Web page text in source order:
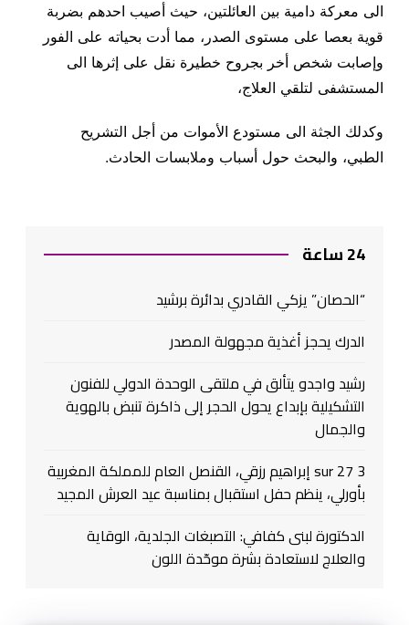
الى معركة دامية بين العائلتين، حيث أصيب احدهم بضربة
قوية بعصا على مستوى الصدر، مما أدت بحياته على الفور
وإصابت شخص أخر بجروح خطيرة نقل على إثرها الى
المستشفى لتلقي العلاج،
وكدلك الجثة الى مستودع الأموات من أجل التشريح
الطبي، والبحث حول أسباب وملابسات الحادث.
24 ساعة
“الحصان” يزكي القادري بدائرة برشيد
الدرك يحجز أغذية مجهولة المصدر
رشيد واجدو يتألق في ملتقى الوحدة الدولي للفنون
التشكيلية بإبداع يحول الحجر إلى ذاكرة تنبض بالهوية
والجمال
3 sur 27 إبراهيم رزقي، القنصل العام للمملكة المغربية
بأورلي، ينظم حفل استقبال بمناسبة عيد العرش المجيد
الدكتورة لبنى كفافي: التصبغات الجلدية، الوقاية
والعلاج لاستعادة بشرة موحّدة اللون